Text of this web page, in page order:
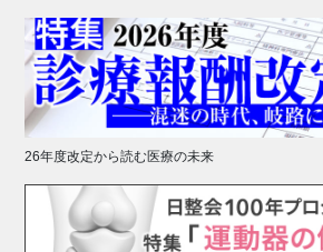
26年度改定から読む医療の未来